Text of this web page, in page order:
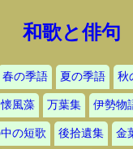
和歌と俳句
春の季語 夏の季語 秋
懐風藻 万葉集 伊勢物
の短歌 後拾遺集 金